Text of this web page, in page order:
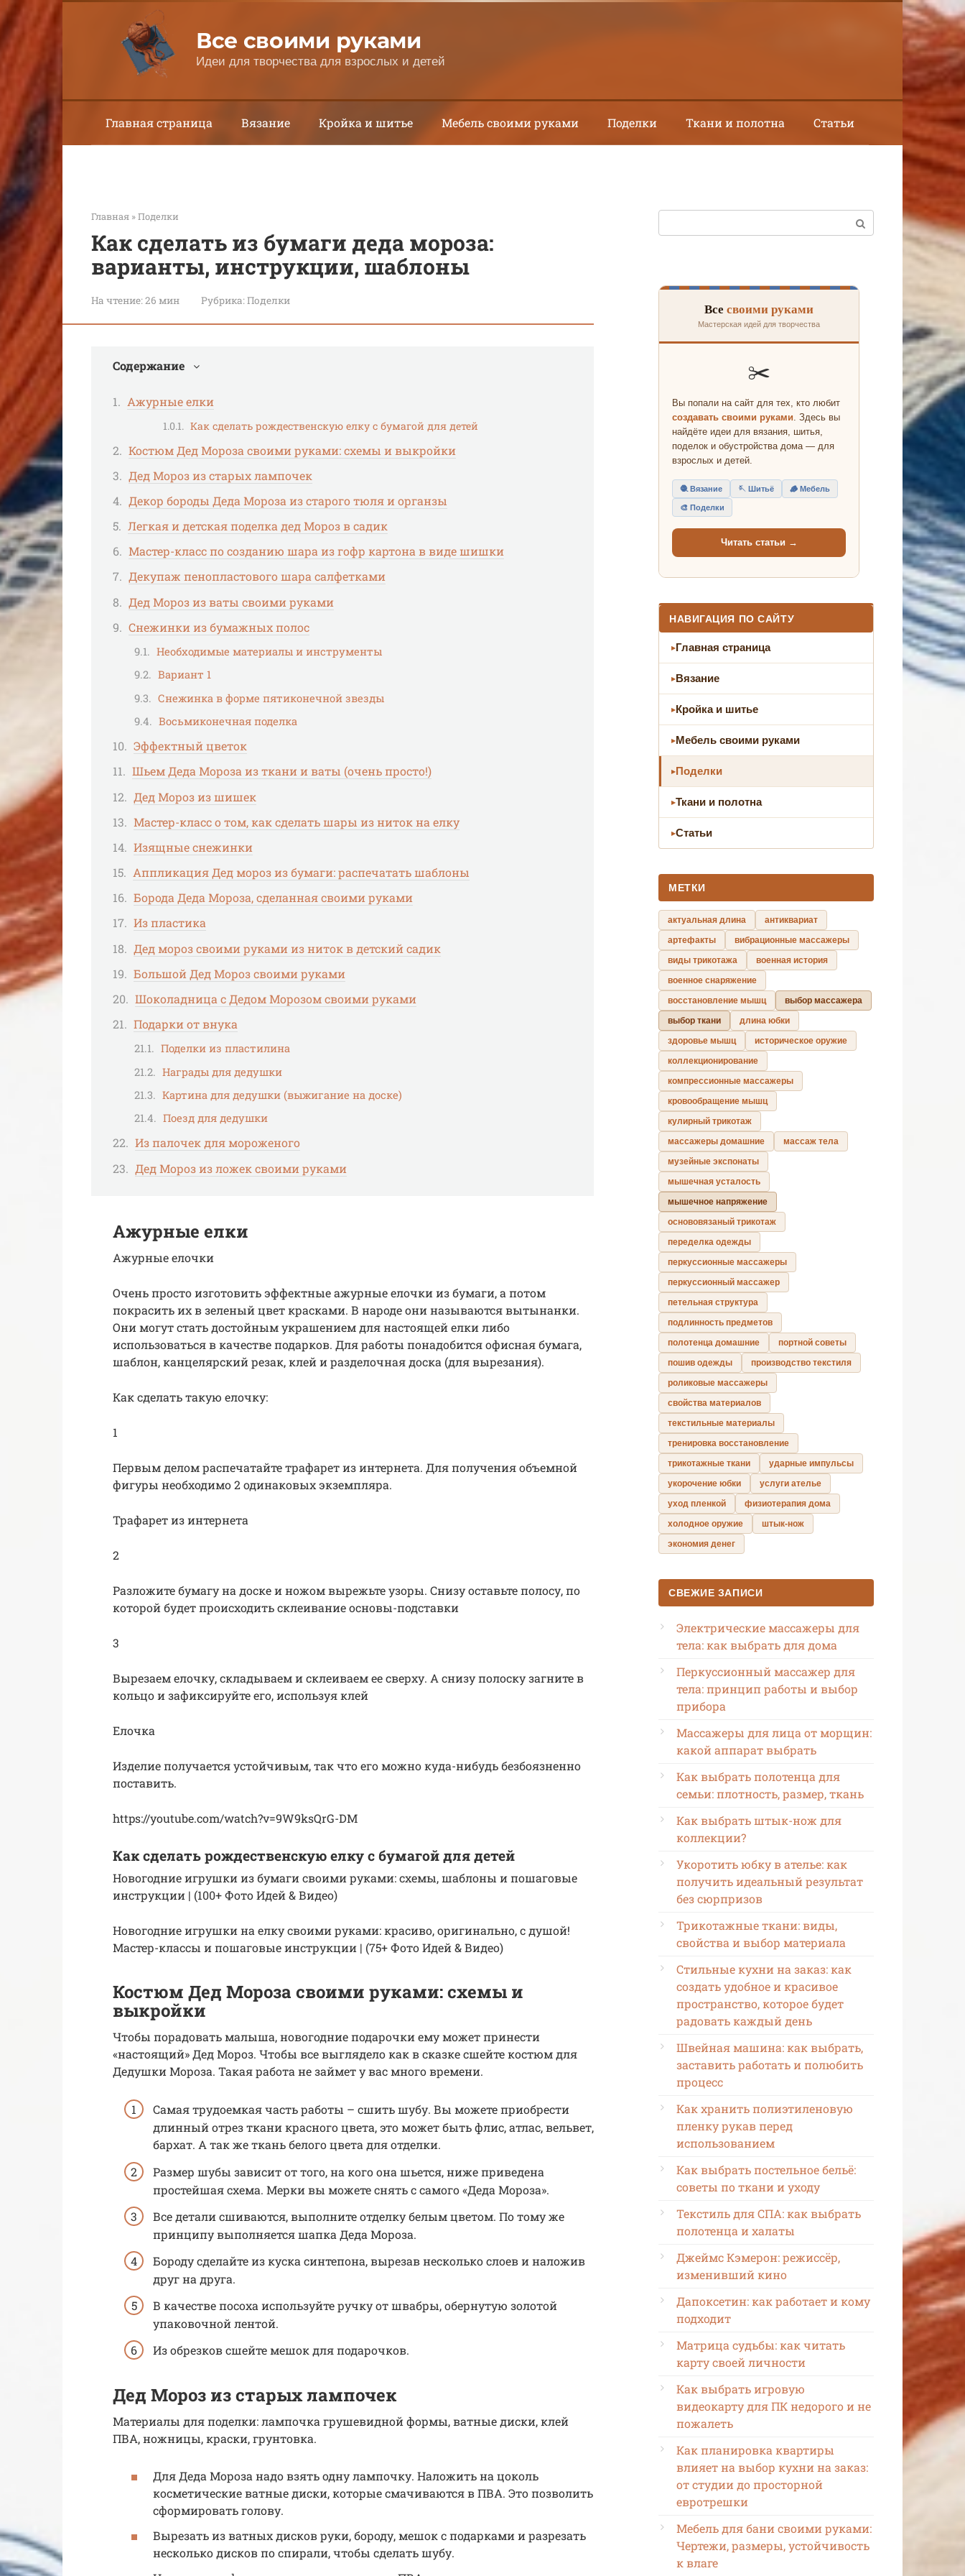
Перейти
к
контенту
Все своими руками
Идеи для творчества для взрослых и детей
Главная страница Вязание Кройка и шитье Мебель своими руками Поделки Ткани и полотна Статьи
Главная »Поделки
Как сделать из бумаги деда мороза:
варианты, инструкции, шаблоны
На чтение:26 мин Рубрика:Поделки
Содержание
Ажурные елки
Как сделать рождественскую елку с бумагой для детей
Костюм Дед Мороза своими руками: схемы и выкройки
Дед Мороз из старых лампочек
Декор бороды Деда Мороза из старого тюля и органзы
Легкая и детская поделка дед Мороз в садик
Мастер-класс по созданию шара из гофр картона в виде шишки
Декупаж пенопластового шара салфетками
Дед Мороз из ваты своими руками
Снежинки из бумажных полос
Необходимые ​материалы и инструменты
​Вариант 1
Снежинка в форме пятиконечной звезды
Восьмиконечная поделка
Эффектный цветок
Шьем Деда Мороза из ткани и ваты (очень просто!)
Дед Мороз из шишек
Мастер-класс о том, как сделать шары из ниток на елку
Изящные снежинки
Аппликация Дед мороз из бумаги: распечатать шаблоны
Борода Деда Мороза, сделанная своими руками
Из пластика
Дед мороз своими руками из ниток в детский садик
Большой Дед Мороз своими руками
Шоколадница с Дедом Морозом своими руками
Подарки от внука
Поделки из пластилина
Награды для дедушки
Картина для дедушки (выжигание на доске)
Поезд для дедушки
Из палочек для мороженого
Дед Мороз из ложек своими руками
Ажурные елки
Ажурные елочки
Очень просто изготовить эффектные ажурные елочки из бумаги, а потом
покрасить их в зеленый цвет красками. В народе они называются вытынанки.
Они могут стать достойным украшением для настоящей елки либо
использоваться в качестве подарков. Для работы понадобится офисная бумага,
шаблон, канцелярский резак, клей и разделочная доска (для вырезания).
Как сделать такую елочку:
1
Первым делом распечатайте трафарет из интернета. Для получения объемной
фигуры необходимо 2 одинаковых экземпляра.
Трафарет из интернета
2
Разложите бумагу на доске и ножом вырежьте узоры. Снизу оставьте полосу, по
которой будет происходить склеивание основы-подставки
3
Вырезаем елочку, складываем и склеиваем ее сверху. А снизу полоску загните в
кольцо и зафиксируйте его, используя клей
Елочка
Изделие получается устойчивым, так что его можно куда-нибудь безбоязненно
поставить.
https://youtube.com/watch?v=9W9ksQrG-DM
Как сделать рождественскую елку с бумагой для детей
Новогодние игрушки из бумаги своими руками: схемы, шаблоны и пошаговые
инструкции | (100+ Фото Идей & Видео)
Новогодние игрушки на елку своими руками: красиво, оригинально, с душой!
Мастер-классы и пошаговые инструкции | (75+ Фото Идей & Видео)
Костюм Дед Мороза своими руками: схемы и
выкройки
Чтобы порадовать малыша, новогодние подарочки ему может принести
«настоящий» Дед Мороз. Чтобы все выглядело как в сказке сшейте костюм для
Дедушки Мороза. Такая работа не займет у вас много времени.
Самая трудоемкая часть работы – сшить шубу. Вы можете приобрести
длинный отрез ткани красного цвета, это может быть флис, атлас, вельвет,
бархат. А так же ткань белого цвета для отделки.
Размер шубы зависит от того, на кого она шьется, ниже приведена
простейшая схема. Мерки вы можете снять с самого «Деда Мороза».
Все детали сшиваются, выполните отделку белым цветом. По тому же
принципу выполняется шапка Деда Мороза.
Бороду сделайте из куска синтепона, вырезав несколько слоев и наложив
друг на друга.
В качестве посоха используйте ручку от швабры, обернутую золотой
упаковочной лентой.
Из обрезков сшейте мешок для подарочков.
Дед Мороз из старых лампочек
Материалы для поделки: лампочка грушевидной формы, ватные диски, клей
ПВА, ножницы, краски, грунтовка.
Для Деда Мороза надо взять одну лампочку. Наложить на цоколь
косметические ватные диски, которые смачиваются в ПВА. Это позволить
сформировать голову.
Вырезать из ватных дисков руки, бороду, мешок с подарками и разрезать
несколько дисков по спирали, чтобы сделать шубу.
Все своими руками
Мастерская идей для творчества
✂️
Вы попали на сайт для тех, кто любит
создавать своими руками. Здесь вы
найдёте идеи для вязания, шитья,
поделок и обустройства дома — для
взрослых и детей.
🧶 Вязание 🪡 Шитьё 🪵 Мебель
🎨 Поделки
Читать статьи →
НАВИГАЦИЯ ПО САЙТУ
Главная страница
Вязание
Кройка и шитье
Мебель своими руками
Поделки
Ткани и полотна
Статьи
МЕТКИ
актуальная длина
антиквариат
артефакты
вибрационные массажеры
виды трикотажа
военная история
военное снаряжение
восстановление мышц
выбор массажера
выбор ткани
длина юбки
здоровье мышц
историческое оружие
коллекционирование
компрессионные массажеры
кровообращение мышц
кулирный трикотаж
массажеры домашние
массаж тела
музейные экспонаты
мышечная усталость
мышечное напряжение
основовязаный трикотаж
переделка одежды
перкуссионные массажеры
перкуссионный массажер
петельная структура
подлинность предметов
полотенца домашние
портной советы
пошив одежды
производство текстиля
роликовые массажеры
свойства материалов
текстильные материалы
тренировка восстановление
трикотажные ткани
ударные импульсы
укорочение юбки
услуги ателье
уход пленкой
физиотерапия дома
холодное оружие
штык-нож
экономия денег
СВЕЖИЕ ЗАПИСИ
Электрические массажеры для
тела: как выбрать для дома
Перкуссионный массажер для
тела: принцип работы и выбор
прибора
Массажеры для лица от морщин:
какой аппарат выбрать
Как выбрать полотенца для
семьи: плотность, размер, ткань
Как выбрать штык-нож для
коллекции?
Укоротить юбку в ателье: как
получить идеальный результат
без сюрпризов
Трикотажные ткани: виды,
свойства и выбор материала
Стильные кухни на заказ: как
создать удобное и красивое
пространство, которое будет
радовать каждый день
Швейная машина: как выбрать,
заставить работать и полюбить
процесс
Как хранить полиэтиленовую
пленку рукав перед
использованием
Как выбрать постельное бельё:
советы по ткани и уходу
Текстиль для СПА: как выбрать
полотенца и халаты
Джеймс Кэмерон: режиссёр,
изменивший кино
Дапоксетин: как работает и кому
подходит
Матрица судьбы: как читать
карту своей личности
Как выбрать игровую
видеокарту для ПК недорого и не
пожалеть
Как планировка квартиры
влияет на выбор кухни на заказ:
от студии до просторной
евротрешки
Мебель для бани своими руками:
Чертежи, размеры, устойчивость
к влаге